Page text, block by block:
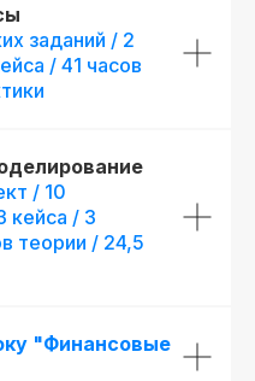
заданий / 2
/ 41 часов
/ 10
кейса / 3
теории / 24,5
"Финансовые